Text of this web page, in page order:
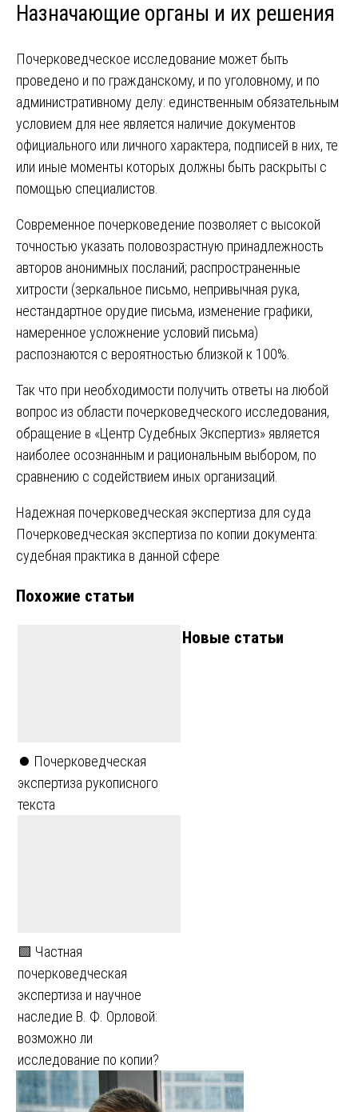
Назначающие органы и их решения
Почерковедческое исследование может быть
проведено и по гражданскому, и по уголовному, и по
административному делу: единственным обязательным
условием для нее является наличие документов
официального или личного характера, подписей в них, те
или иные моменты которых должны быть раскрыты с
помощью специалистов.
Современное почерковедение позволяет с высокой
точностью указать половозрастную принадлежность
авторов анонимных посланий; распространенные
хитрости (зеркальное письмо, непривычная рука,
нестандартное орудие письма, изменение графики,
намеренное усложнение условий письма)
распознаются с вероятностью близкой к 100%.
Так что при необходимости получить ответы на любой
вопрос из области почерковедческого исследования,
обращение в «Центр Судебных Экспертиз» является
наиболее осознанным и рациональным выбором, по
сравнению с содействием иных организаций.
Навигация
по
Надежная почерковедческая экспертиза для суда
Почерковедческая экспертиза по копии документа:
судебная практика в данной сфере
Похожие статьи
⏺️ Почерковедческая
экспертиза рукописного
текста
🟩 Частная
почерковедческая
экспертиза и научное
наследие В. Ф. Орловой:
возможно ли
исследование по копии?
Новые статьи